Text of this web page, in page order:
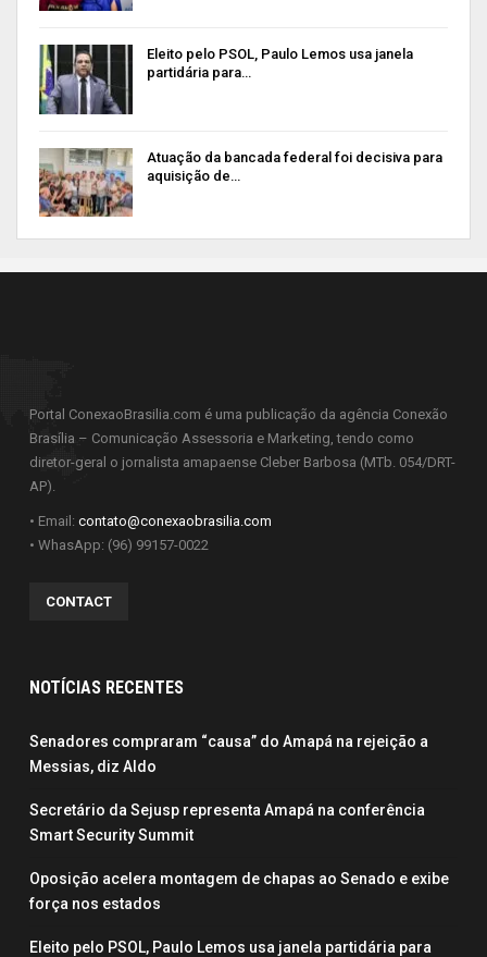
Eleito pelo PSOL, Paulo Lemos usa janela
partidária para…
Atuação da bancada federal foi decisiva para
aquisição de…
Portal ConexaoBrasilia.com é uma publicação da agência Conexão
Brasília – Comunicação Assessoria e Marketing, tendo como
diretor-geral o jornalista amapaense Cleber Barbosa (MTb. 054/DRT-
AP).
• Email: contato@conexaobrasilia.com
• WhasApp: (96) 99157-0022
CONTACT
NOTÍCIAS RECENTES
Senadores compraram “causa” do Amapá na rejeição a
Messias, diz Aldo
Secretário da Sejusp representa Amapá na conferência
Smart Security Summit
Oposição acelera montagem de chapas ao Senado e exibe
força nos estados
Eleito pelo PSOL, Paulo Lemos usa janela partidária para